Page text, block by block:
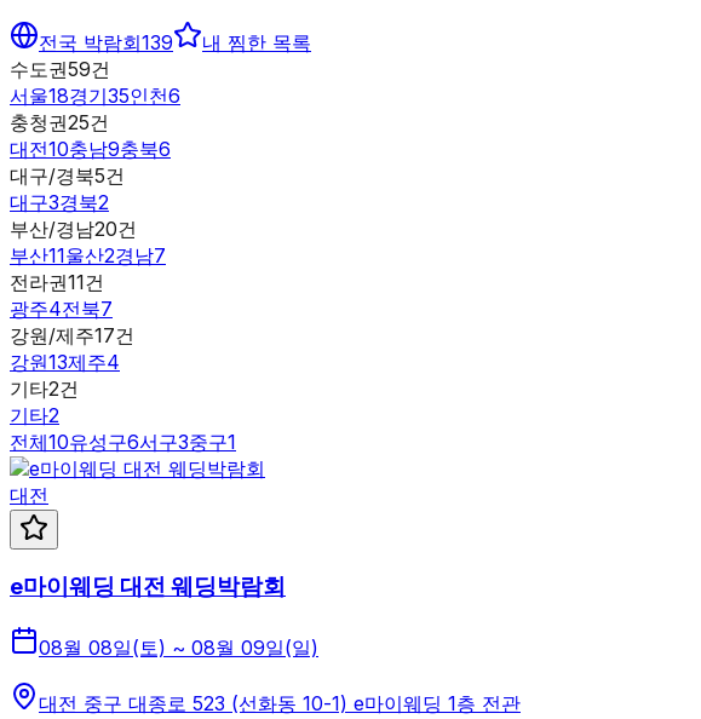
전국 박람회139
내 찜한 목록
수도권59건
서울18경기35인천6
충청권25건
대전10충남9충북6
대구/경북5건
대구3경북2
부산/경남20건
부산11울산2경남7
전라권11건
광주4전북7
강원/제주17건
강원13제주4
기타2건
기타2
전체10유성구6서구3중구1
대전
e마이웨딩 대전 웨딩박람회
08월 08일(토) ~ 08월 09일(일)
대전 중구 대종로 523 (선화동 10-1) e마이웨딩 1층 전관